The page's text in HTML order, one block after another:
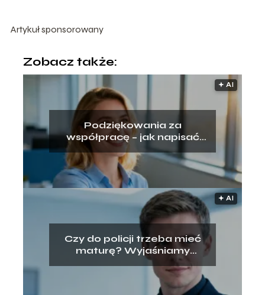
Artykuł sponsorowany
Zobacz także:
🟅 AI
Podziękowania za
współpracę – jak napisać
przy odejściu z pracy?
🟅 AI
Czy do policji trzeba mieć
maturę? Wyjaśniamy
wymogi rekrutacji